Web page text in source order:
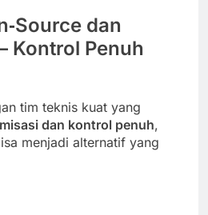
dan
Kontrol Penuh
tim teknis kuat yang
dan kontrol penuh,
menjadi alternatif yang